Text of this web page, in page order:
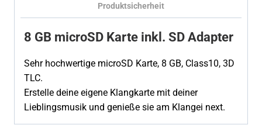
Produktsicherheit
8 GB microSD Karte inkl. SD Adapter
Sehr hochwertige microSD Karte, 8 GB, Class10, 3D
TLC.
Erstelle deine eigene Klangkarte mit deiner
Lieblingsmusik und genieße sie am Klangei next.